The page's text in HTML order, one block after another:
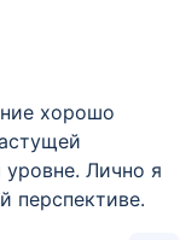
хорошо
Лично я
перспективе.